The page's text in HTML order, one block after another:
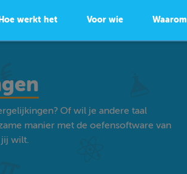
werkt het Voor wie Waarom
Of wil je andere taal
manier met de oefensoftware van
wilt.